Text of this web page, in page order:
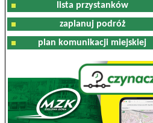
lista przystanków
zaplanuj podróż
plan komunikacji miejskiej